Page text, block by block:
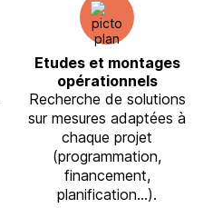
Etudes et montages
opérationnels
Recherche de solutions
sur mesures adaptées à
chaque projet
(programmation,
financement,
planification…).